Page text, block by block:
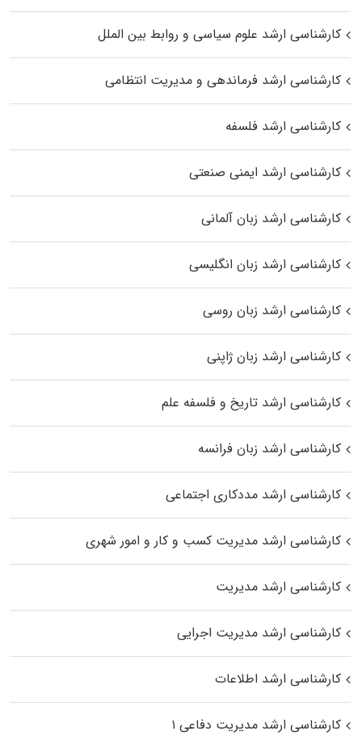
کارشناسی ارشد علوم سیاسی و روابط بین الملل
کارشناسی ارشد فرماندهی و مدیریت انتظامی
کارشناسی ارشد فلسفه
کارشناسی ارشد ایمنی صنعتی
کارشناسی ارشد زبان آلمانی
کارشناسی ارشد زبان انگلیسی
کارشناسی ارشد زبان روسی
کارشناسی ارشد زبان ژاپنی
کارشناسی ارشد تاریخ و فلسفه علم
کارشناسی ارشد زبان فرانسه
کارشناسی ارشد مددکاری اجتماعی
کارشناسی ارشد مدیریت کسب و کار و امور شهری
کارشناسی ارشد مدیریت
کارشناسی ارشد مدیریت اجرایی
کارشناسی ارشد اطلاعات
کارشناسی ارشد مدیریت دفاعی ۱